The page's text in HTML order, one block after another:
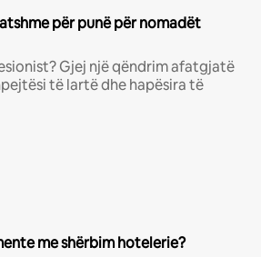
për punë për nomadët
Gjej një qëndrim afatgjatë
të lartë dhe hapësira të
me shërbim hotelerie?